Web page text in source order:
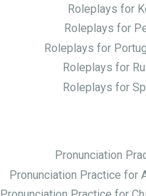
Roleplays for
Roleplays for
Roleplays for
Roleplays for
Roleplays for
Pronunciation
Pronunciation Practice for